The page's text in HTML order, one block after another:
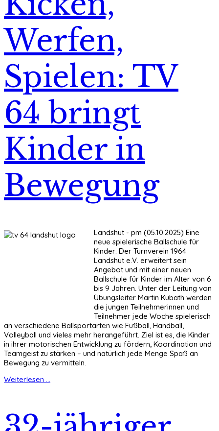
Werfen,
Spielen: TV
64 bringt
Kinder in
Bewegung
Landshut - pm (05.10.2025) Eine
neue spielerische Ballschule für
Kinder: Der Turnverein 1964
Landshut e.V. erweitert sein
Angebot und mit einer neuen
Ballschule für Kinder im Alter von 6
bis 9 Jahren. Unter der Leitung von
Übungsleiter Martin Kubath werden
die jungen Teilnehmerinnen und
Teilnehmer jede Woche spielerisch
an verschiedene Ballsportarten wie Fußball, Handball,
Volleyball und vieles mehr herangeführt. Ziel ist es, die Kinder
in ihrer motorischen Entwicklung zu fördern, Koordination und
Teamgeist zu stärken – und natürlich jede Menge Spaß an
Bewegung zu vermitteln.
Weiterlesen ...